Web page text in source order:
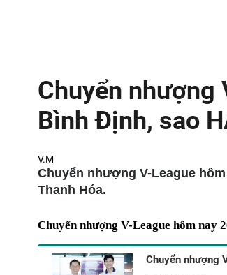
Chuyển nhượng
Bình Định, sao
V.M
Chuyển nhượng V-League
Thanh Hóa.
Chuyển nhượng V-League hôm
Chuyển nhượng